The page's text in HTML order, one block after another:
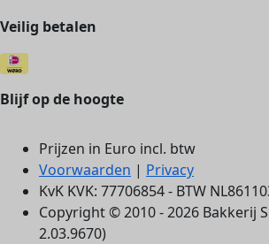
Veilig betalen
Blijf op de hoogte
Prijzen in Euro incl. btw
Voorwaarden | Privacy
KvK KVK: 77706854 - BTW
Copyright © 2010 - 2026 Bakkerij
2.03.9670)